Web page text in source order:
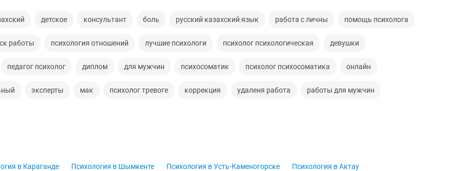
детское консультант боль русский казахский язык работа с личны помощь психолога
работы психология отношений лучшие психологи психолог психологическая девушки
педагог психолог диплом для мужчин психосоматик психолог психосоматика онлайн
эксперты мак психолог тревоге коррекция удаленя работа работы для мужчин
в Караганде Психология в Шымкенте Психология в Усть-Каменогорске Психология в Актау